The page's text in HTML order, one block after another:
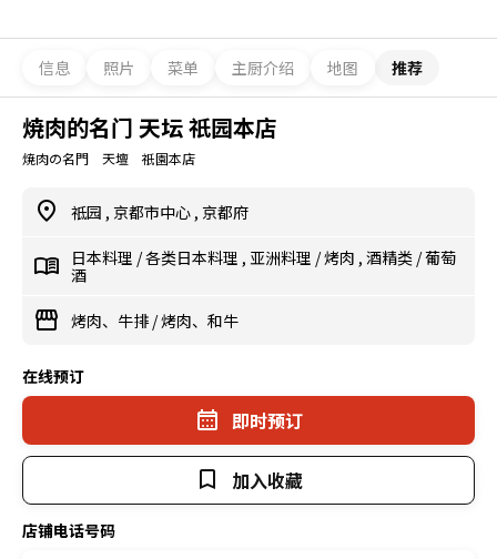
信息 照片 菜单 主厨介绍 地图 推荐
焼肉的名门 天坛 祇园本店
焼肉の名門 天壇 祇園本店
祗园 , 京都市中心 , 京都府
日本料理 /各类日本料理 , 亚洲料理 /烤肉 , 酒精类 /葡萄
酒
烤肉、牛排 /烤肉、和牛
在线预订
即时预订
加入收藏
店铺电话号码